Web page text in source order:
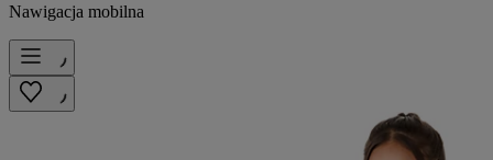
Nawigacja mobilna